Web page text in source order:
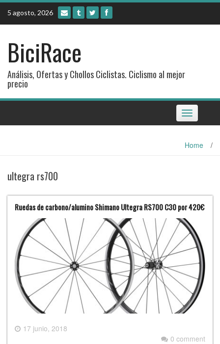
Skip
content
5 agosto, 2026
BiciRace
Análisis, Ofertas y Chollos Ciclistas. Ciclismo al mejor
precio
Toggle
navigation
Home /
ultegra rs700
Ruedas de carbono/alumino Shimano Ultegra RS700 C30 por 420€
17 junio, 2018
0 comment